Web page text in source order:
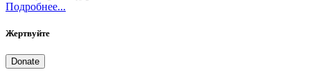
Подробнее...
Жертвуйте
Donate